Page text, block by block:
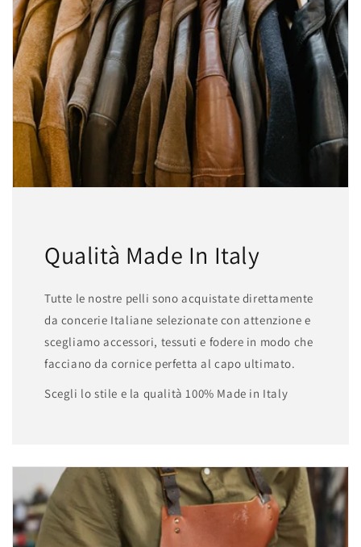
Qualità Made In Italy
Tutte le nostre pelli sono acquistate direttamente
da concerie Italiane selezionate con attenzione e
scegliamo accessori, tessuti e fodere in modo che
facciano da cornice perfetta al capo ultimato.
Scegli lo stile e la qualità 100% Made in Italy